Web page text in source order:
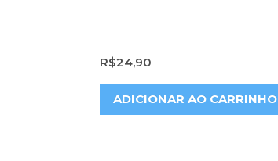
R$24,90
ADICIONAR AO CARRINHO